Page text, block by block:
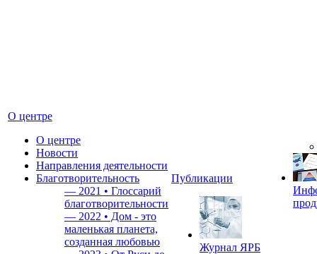
О центре
О центре
Новости
Направления деятельности
Благотворительность
— 2021 • Глоссарий
благотворительности
— 2022 • Дом - это
маленькая планета,
созданная любовью
Публикации
Журнал ЯРБ